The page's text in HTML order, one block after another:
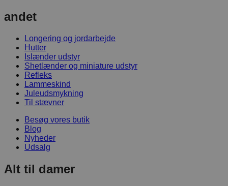
andet
Longering og jordarbejde
Hutter
Islænder udstyr
Shetlænder og miniature udstyr
Refleks
Lammeskind
Juleudsmykning
Til stævner
Besøg vores butik
Blog
Nyheder
Udsalg
Alt til damer